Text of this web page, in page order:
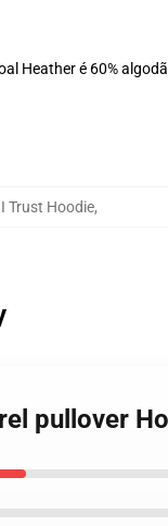
Heather é 60%
Trust Hoodie,
pullover